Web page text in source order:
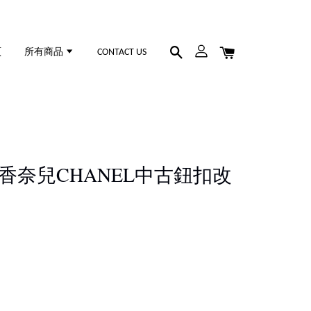
所有商品 CONTACT US
奈兒CHANEL中古鈕扣改